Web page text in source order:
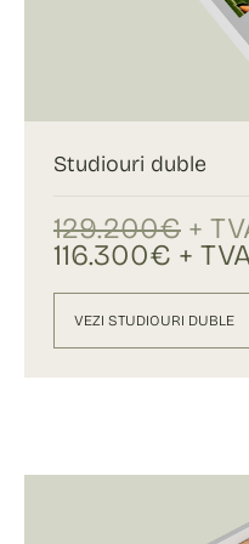
Studiouri duble
129.200€ +
116.300€ +
VEZI STUDIOURI DUBLE